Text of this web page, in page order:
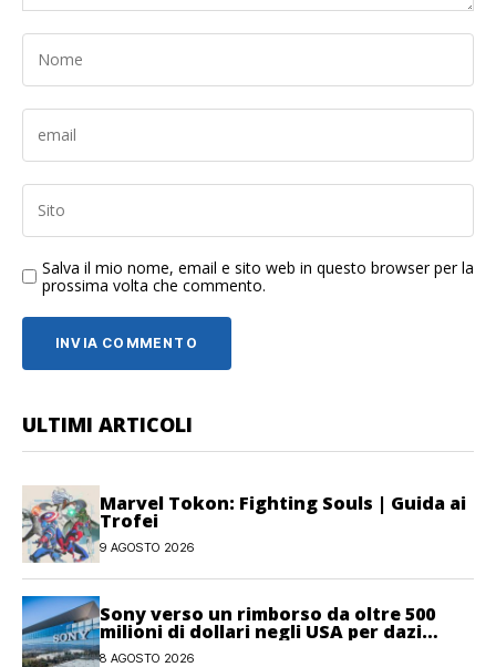
Salva il mio nome, email e sito web in questo browser per la
prossima volta che commento.
ULTIMI ARTICOLI
Marvel Tokon: Fighting Souls | Guida ai
Trofei
9 AGOSTO 2026
Sony verso un rimborso da oltre 500
milioni di dollari negli USA per dazi
illegittimi
8 AGOSTO 2026